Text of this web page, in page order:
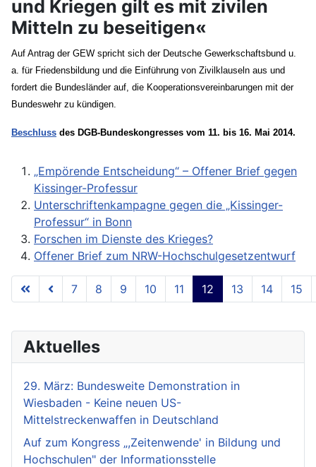
und Kriegen gilt es mit zivilen
Mitteln zu beseitigen«
Auf Antrag der GEW spricht sich der Deutsche Gewerkschaftsbund u.
a. für Friedensbildung und die Einführung von Zivilklauseln aus und
fordert die Bundesländer auf, die Kooperationsvereinbarungen mit der
Bundeswehr zu kündigen.
Beschluss des DGB-Bundeskongresses vom 11. bis 16. Mai 2014.
„Empörende Entscheidung“ – Offener Brief gegen
Kissinger-Professur
Unterschriftenkampagne gegen die „Kissinger-
Professur“ in Bonn
Forschen im Dienste des Krieges?
Offener Brief zum NRW-Hochschulgesetzentwurf
Seite 12 von 18
7 8 9 10 11 12 13 14 15
Aktuelles
29. März: Bundesweite Demonstration in
Wiesbaden - Keine neuen US-
Mittelstreckenwaffen in Deutschland
Auf zum Kongress „,Zeitenwende' in Bildung und
Hochschulen" der Informationsstelle